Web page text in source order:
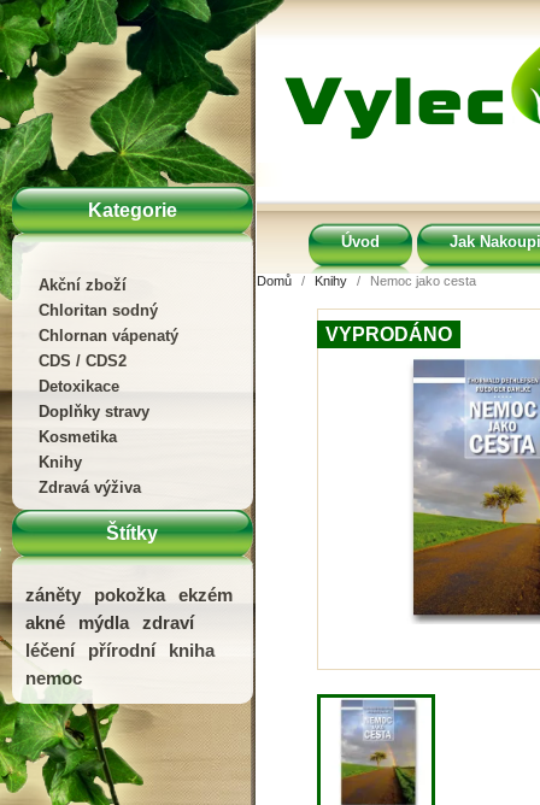
Kategorie
Akční zboží
Chloritan sodný
Chlornan vápenatý
CDS / CDS2
Detoxikace
Doplňky stravy
Kosmetika
Knihy
Zdravá výživa
Štítky
záněty pokožka
ekzém
akné
mýdla
zdraví
léčení
přírodní
kniha
nemoc
Úvod Jak
Domů Knihy Nemoc jako cesta
VYPRODÁNO